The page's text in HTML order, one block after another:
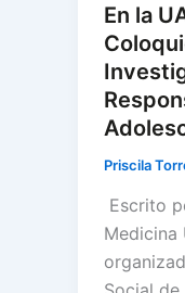
En la
Priscila
Escrito
Medicina